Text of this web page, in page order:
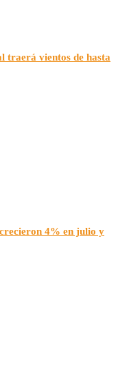
traerá vientos de hasta
4% en julio y